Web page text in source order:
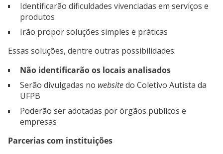
Identificarão dificuldades vivenciadas em serviços e
produtos
Irão propor soluções simples e práticas
Essas soluções, dentre outras possibilidades:
Não identificarão os locais analisados
Serão divulgadas no websitedo Coletivo Autista da
UFPB
Poderão ser adotadas por órgãos públicos e
empresas
Parcerias com instituições